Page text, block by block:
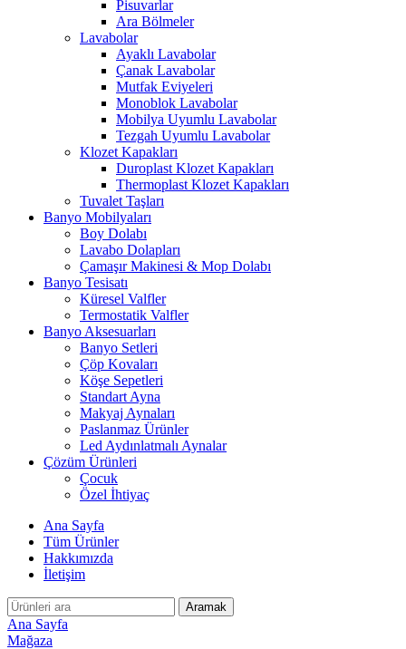
Pisuvarlar
Ara Bölmeler
Lavabolar
Ayaklı Lavabolar
Çanak Lavabolar
Mutfak Eviyeleri
Monoblok Lavabolar
Mobilya Uyumlu Lavabolar
Tezgah Uyumlu Lavabolar
Klozet Kapakları
Duroplast Klozet Kapakları
Thermoplast Klozet Kapakları
Tuvalet Taşları
Banyo Mobilyaları
Boy Dolabı
Lavabo Dolapları
Çamaşır Makinesi & Mop Dolabı
Banyo Tesisatı
Küresel Valfler
Termostatik Valfler
Banyo Aksesuarları
Banyo Setleri
Çöp Kovaları
Köşe Sepetleri
Standart Ayna
Makyaj Aynaları
Paslanmaz Ürünler
Led Aydınlatmalı Aynalar
Çözüm Ürünleri
Çocuk
Özel İhtiyaç
Ana Sayfa
Tüm Ürünler
Hakkımızda
İletişim
Aramak
Ana Sayfa
Mağaza